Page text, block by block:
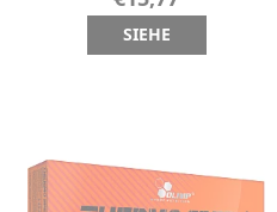
SIEHE